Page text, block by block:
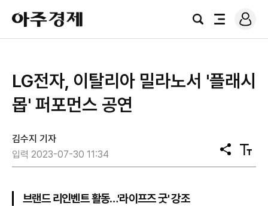
아
주
경
검
전
로
그
​LG전자, 이탈리아 밀라노서 '플래시
몹' 퍼포먼스 공연
김수지 기자
입력 2023-07-30 11:34
공
유
텍
스
브랜드 리인벤트 활동…'라이프즈 굿' 강조